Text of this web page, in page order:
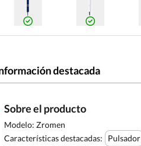
destacada
Sobre el producto
Modelo: Zromen
Características destacadas:
Pulsador